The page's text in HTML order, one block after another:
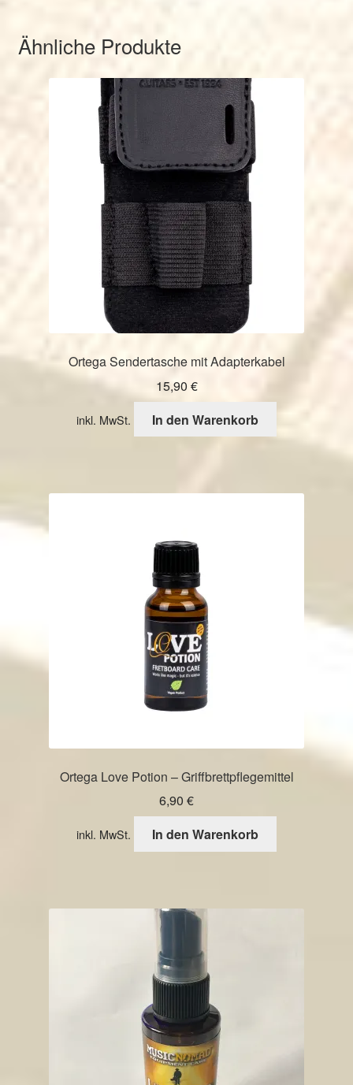
Ähnliche Produkte
Ortega Sendertasche mit Adapterkabel
15,90 €
inkl. MwSt. In den Warenkorb
Ortega Love Potion – Griffbrettpflegemittel
6,90 €
inkl. MwSt. In den Warenkorb